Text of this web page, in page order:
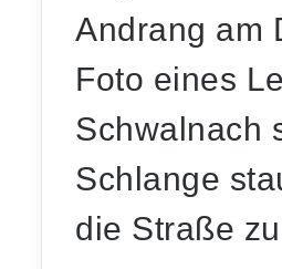
Andrang am
Foto eines
Schwalnach
Schlange
die Straße